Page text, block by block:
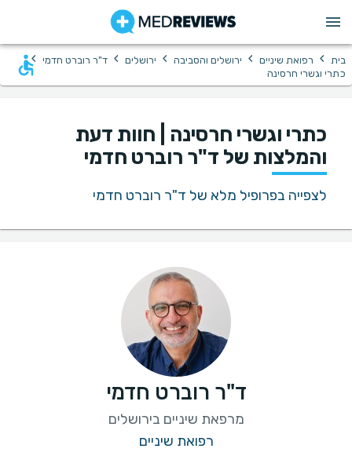
בית › רפואת שיניים › ירושלים והסביבה › ירושלים › ד"ר רוברט חדמי ›
כתרי וגשרי חרסינה
כתרי וגשרי חרסינה | חוות דעת
והמלצות של ד"ר רוברט חדמי
לצפייה בפרופיל מלא של ד"ר רוברט חדמי
ד"ר רוברט חדמי
מרפאת שיניים בירושלים
רפואת שיניים